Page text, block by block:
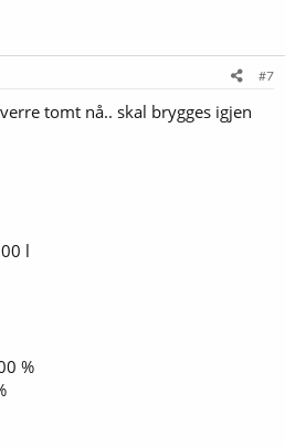
#7
tomt nå.. skal brygges igjen
l
%